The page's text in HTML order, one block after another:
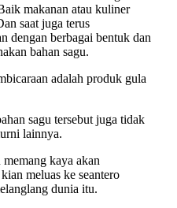
makanan atau kuliner
saat juga terus
dengan berbagai bentuk dan
bahan sagu.
adalah produk gula
sagu tersebut juga tidak
lainnya.
kaya akan
meluas ke seantero
dunia itu.